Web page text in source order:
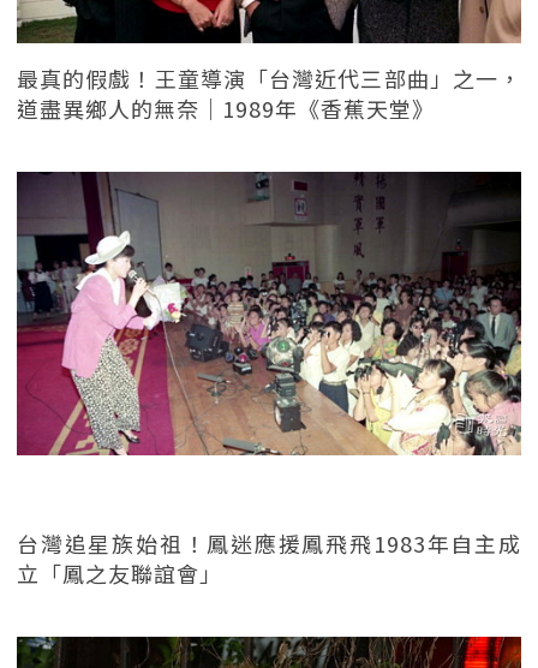
最真的假戲！王童導演「台灣近代三部曲」之一，
道盡異鄉人的無奈｜1989年《香蕉天堂》
台灣追星族始祖！鳳迷應援鳳飛飛1983年自主成
立「鳳之友聯誼會」